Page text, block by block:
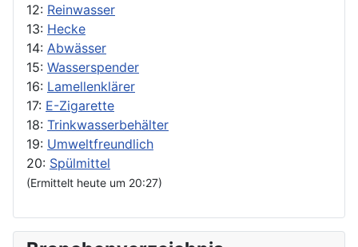
12: Reinwasser
13: Hecke
14: Abwässer
15: Wasserspender
16: Lamellenklärer
17: E-Zigarette
18: Trinkwasserbehälter
19: Umweltfreundlich
20: Spülmittel
(Ermittelt heute um 20:27)